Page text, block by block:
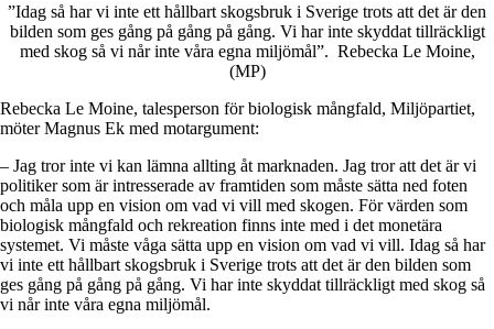
”Idag så har vi inte ett hållbart skogsbruk i Sverige trots att det är den
bilden som ges gång på gång på gång. Vi har inte skyddat tillräckligt
med skog så vi når inte våra egna miljömål”. Rebecka Le Moine,
(MP)
Rebecka Le Moine, talesperson för biologisk mångfald, Miljöpartiet,
möter Magnus Ek med motargument:
– Jag tror inte vi kan lämna allting åt marknaden. Jag tror att det är vi
politiker som är intresserade av framtiden som måste sätta ned foten
och måla upp en vision om vad vi vill med skogen. För värden som
biologisk mångfald och rekreation finns inte med i det monetära
systemet. Vi måste våga sätta upp en vision om vad vi vill. Idag så har
vi inte ett hållbart skogsbruk i Sverige trots att det är den bilden som
ges gång på gång på gång. Vi har inte skyddat tillräckligt med skog så
vi når inte våra egna miljömål.